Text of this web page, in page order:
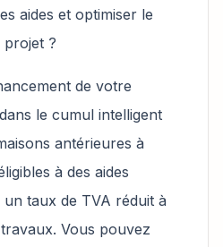
aides et optimiser le
projet ?
de votre
le cumul intelligent
antérieures à
à des aides
taux de TVA réduit à
Vous pouvez